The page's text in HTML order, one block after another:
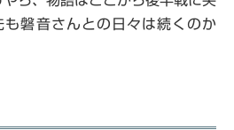
も磐音さんとの日々は続くのか